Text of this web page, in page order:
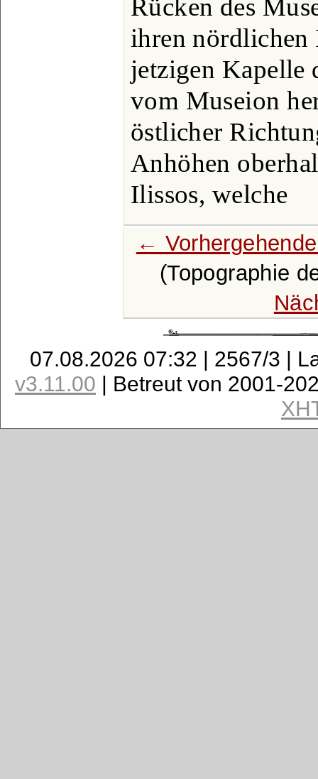
Rücken des
ihren nördlichen
jetzigen Kapelle
vom Museion
östlicher
Anhöhen
Ilissos, welche
←
(Topographie
07.08.2026 07:32 | 2567/3 |
v3.11.00 | Betreut von 2001-